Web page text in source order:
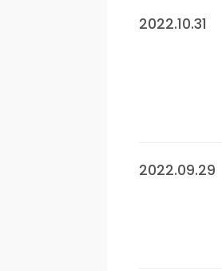
2022.10.31
2022.09.29